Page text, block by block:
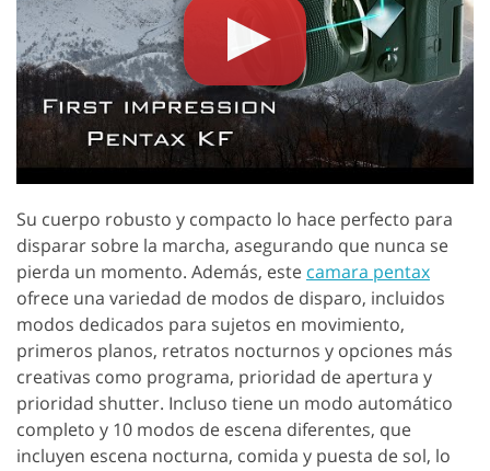
Su cuerpo robusto y compacto lo hace perfecto para
disparar sobre la marcha, asegurando que nunca se
pierda un momento. Además, este camara pentax
ofrece una variedad de modos de disparo, incluidos
modos dedicados para sujetos en movimiento,
primeros planos, retratos nocturnos y opciones más
creativas como programa, prioridad de apertura y
prioridad shutter. Incluso tiene un modo automático
completo y 10 modos de escena diferentes, que
incluyen escena nocturna, comida y puesta de sol, lo